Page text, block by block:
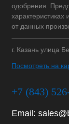
одобрения.
характеристиках
от данных
г. Казань улица
Посмотреть на
+7 (843)
Email: